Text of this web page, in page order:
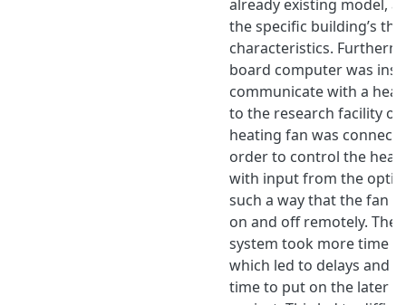
already existing model,
the specific building’s
characteristics.
board computer was
communicate with a
to the research facility
heating fan was
order to control the
with input from the
such a way that the fan
on and off remotely. The
system took more time
which led to delays and
time to put on the later